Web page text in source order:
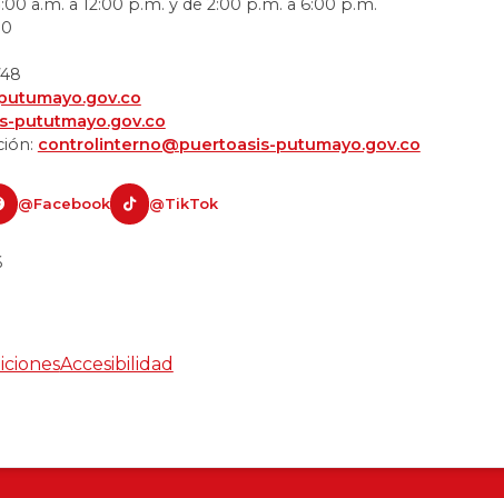
a.m. a 12:00 p.m. y de 2:00 p.m. a 6:00 p.m.
pututmayo.gov.co
controlinterno@puertoasis-putumayo.gov.co
@Facebook @TikTok
Accesibilidad